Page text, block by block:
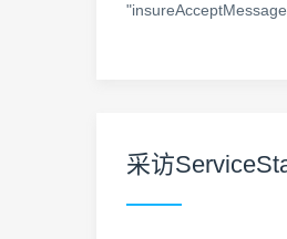
采访